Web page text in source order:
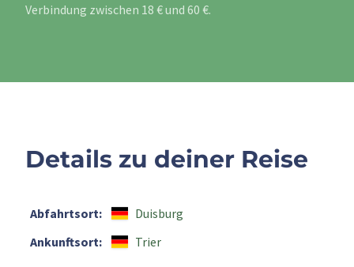
Verbindung zwischen 18 € und 60 €.
Details zu deiner Reise
Abfahrtsort:
Duisburg
Ankunftsort:
Trier